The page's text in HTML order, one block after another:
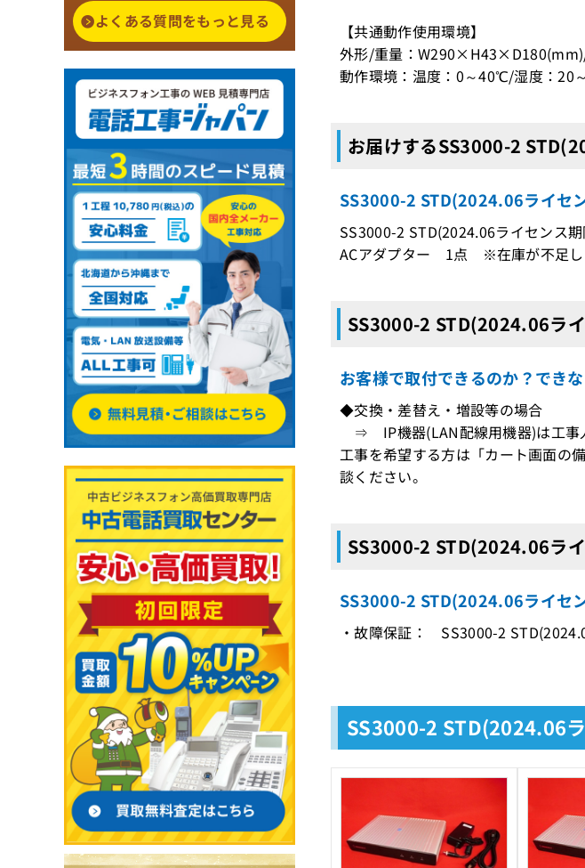
【共通動作使用環境】
外形/重量：
動作環境：温度：0～40℃/湿度：20
お届けするSS3000-2
SS3000-2 STD(2024.06ライセ
SS3000-2 STD(2024.06ライセンス
ACアダプター 1点 ※在庫が不足し
SS3000-2 STD(2024.06ラ
お客様で取付できるのか？でき
◆交換・差替え・増設等の場合
⇒ IP機器(LAN配線用機器)は工事
工事を希望する方は「カート画面の
談ください。
SS3000-2 STD(2024.06ラ
SS3000-2 STD(2024.06ライセ
・故障保証： SS3000-2
SS3000-2 STD(2024.06
よくある質問をもっと見る